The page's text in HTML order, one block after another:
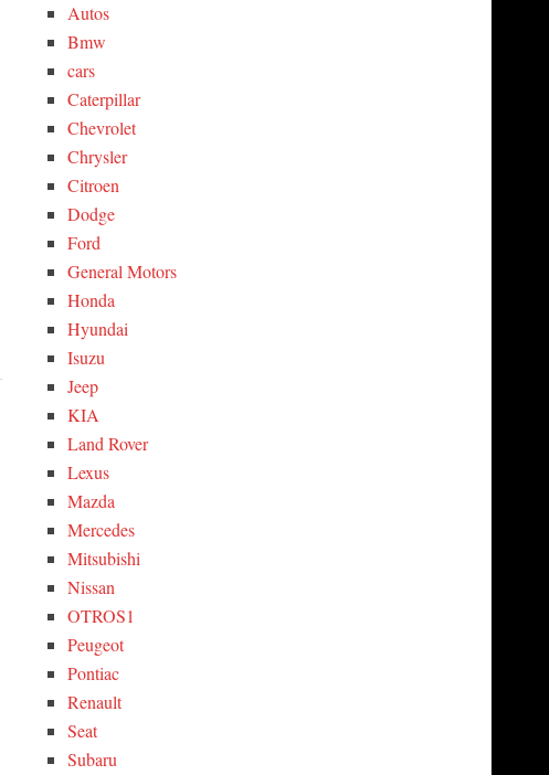
Autos
Bmw
cars
Caterpillar
Chevrolet
Chrysler
Citroen
Dodge
Ford
General Motors
Honda
Hyundai
Isuzu
Jeep
KIA
Land Rover
Lexus
Mazda
Mercedes
Mitsubishi
Nissan
OTROS1
Peugeot
Pontiac
Renault
Seat
Subaru